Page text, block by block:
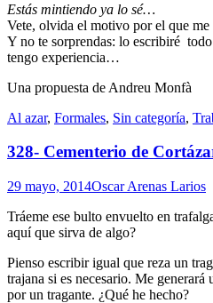
Estás mintiendo ya lo sé…
Vete, olvida el motivo por el que me
Y no te sorprendas: lo escribiré
tengo experiencia…
Una propuesta de Andreu Monfà
Standard
Al azar, Formales, Sin categoría,
328- Cementerio de
29 mayo, 2014Oscar Arenas Larios
Tráeme ese bulto envuelto en
aquí que sirva de algo?
Pienso escribir igual que reza un
trajana si es necesario. Me
por un tragante. ¿Qué he hecho?